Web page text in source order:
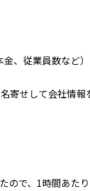
、従業員数など
寄せして会社情
ので、1時間あた